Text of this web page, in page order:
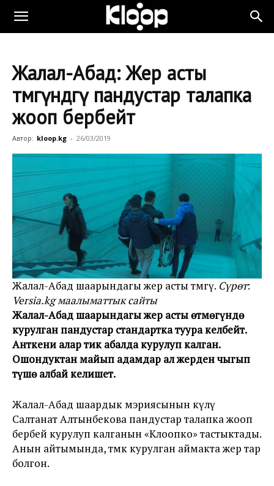
Жалал-Абад: Жер асты
өтмөгүндөгү пандустар талапка
жооп бербейт
Автор: kloop.kg - 26/03/2019
Жалал-Абад шаарындагы жер асты өтмөгү. Сүрөт:
Versia.kg маалыматтык сайты
Жалал-Абад шаарындагы жер асты өтмөгүндө
курулган пандустар стандартка туура келбейт.
Анткени алар тик абалда курулуп калган.
Ошондуктан майып адамдар ал жерден чыгып
түшө албай келишет.
Жалал-Абад шаардык мэриясынын өкүлү
Салтанат Алтынбекова пандустар талапка жооп
бербей курулуп калганын «Клоопко» тастыктады.
Анын айтымында, өтмөк курулган аймакта жер тар
болгон.